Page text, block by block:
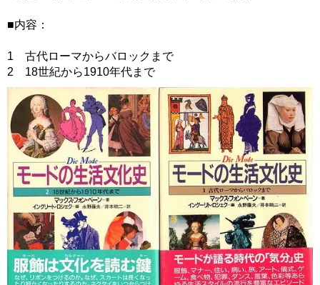
■内容：
1 古代ローマからバロックまで
2 18世紀から1910年代まで